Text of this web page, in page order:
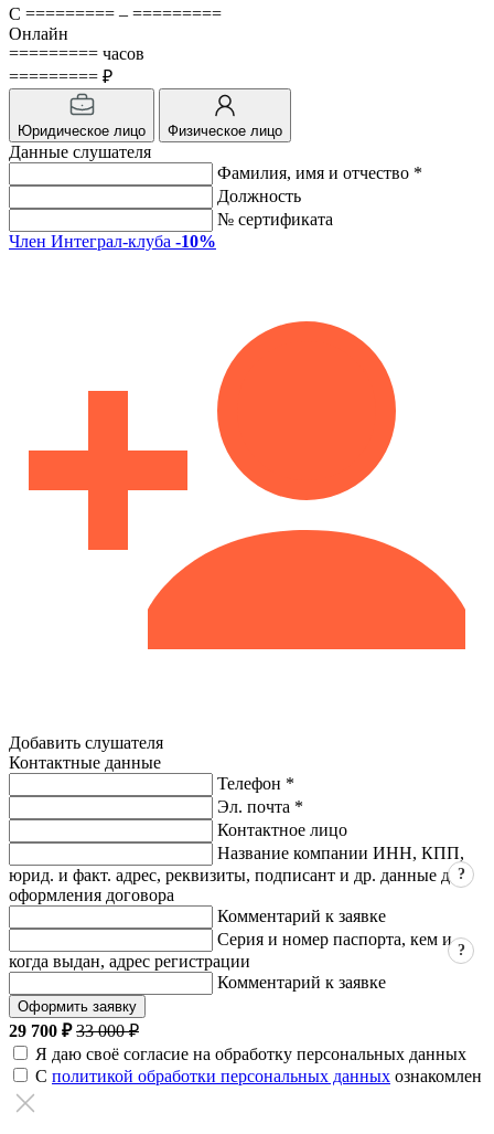
С ========= – =========
Онлайн
========= часов
========= ₽
Юридическое лицо Физическое лицо
Данные слушателя
Фамилия, имя и отчество *
Должность
№ сертификата
Член Интеграл-клуба -10%
Добавить слушателя
Контактные данные
Телефон *
Эл. почта *
Контактное лицо
Название компании ИНН, КПП,
юрид. и факт. адрес, реквизиты, подписант и др. данные для
оформления договора
?
Комментарий к заявке
Серия и номер паспорта, кем и
когда выдан, адрес регистрации
?
Комментарий к заявке
Оформить заявку
29 700 ₽ 33 000 ₽
Я даю своё согласие на обработку персональных данных
С политикой обработки персональных данных ознакомлен